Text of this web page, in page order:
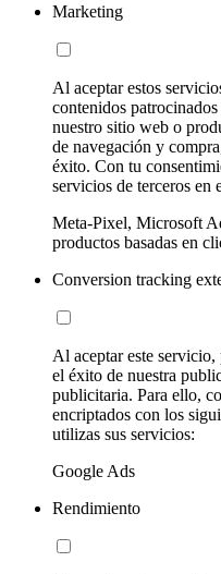
Marketing
Al aceptar estos
contenidos
nuestro sitio web o
de navegación y
éxito. Con tu
servicios de terceros en
Meta-Pixel, Microsoft
productos basadas en
Conversion tracking
Al aceptar este
el éxito de nuestra
publicitaria. Para ello,
encriptados con los
utilizas sus servicios:
Google Ads
Rendimiento